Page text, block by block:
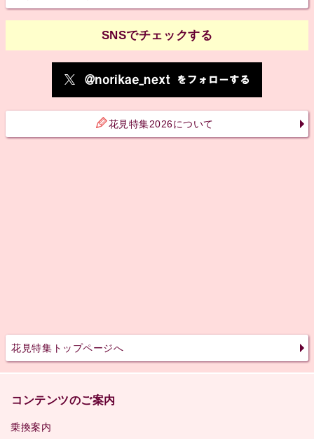
SNSでチェックする
花見特集2026について
花見特集トップページへ
コンテンツのご案内
乗換案内